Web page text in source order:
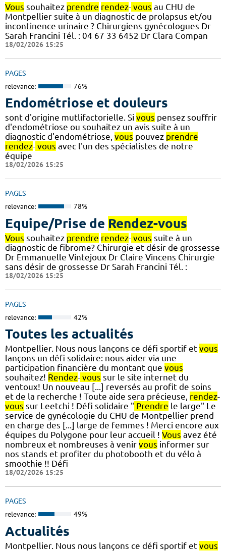
Vous souhaitez prendre rendez- vous au CHU de
Montpellier suite à un diagnostic de prolapsus et/ou
incontinence urinaire ? Chirurgiens gynécologues Dr
Sarah Francini Tél. : 04 67 33 6452 Dr Clara Compan
18/02/2026 15:25
PAGES
relevance: 76%
Endométriose et douleurs
sont d'origine mutlifactorielle. Si vous pensez souffrir
d'endométriose ou souhaitez un avis suite à un
diagnostic d'endométriose, vous pouvez prendre
rendez- vous avec l'un des spécialistes de notre
équipe
18/02/2026 15:25
PAGES
relevance: 78%
Equipe/Prise de Rendez-vous
Vous souhaitez prendre rendez- vous suite à un
diagnostic de fibrome? Chirurgie et désir de grossesse
Dr Emmanuelle Vintejoux Dr Claire Vincens Chirurgie
sans désir de grossesse Dr Sarah Francini Tél. :
18/02/2026 15:25
PAGES
relevance: 42%
Toutes les actualités
Montpellier. Nous nous lançons ce défi sportif et vous
lançons un défi solidaire: nous aider via une
participation financière du montant que vous
souhaitez! Rendez- vous sur le site internet du
ventoux! Un nouveau [...] reversés au profit de soins
et de la recherche ! Toute aide sera précieuse, rendez-
vous sur Leetchi ! Défi solidaire " Prendre le large" Le
service de gynécologie du CHU de Montpellier prend
en charge des [...] large de femmes ! Merci encore aux
équipes du Polygone pour leur accueil ! Vous avez été
nombreux et nombreuses à venir vous informer sur
nos stands et profiter du photobooth et du vélo à
smoothie !! Défi
18/02/2026 15:25
PAGES
relevance: 49%
Actualités
Montpellier. Nous nous lançons ce défi sportif et vous